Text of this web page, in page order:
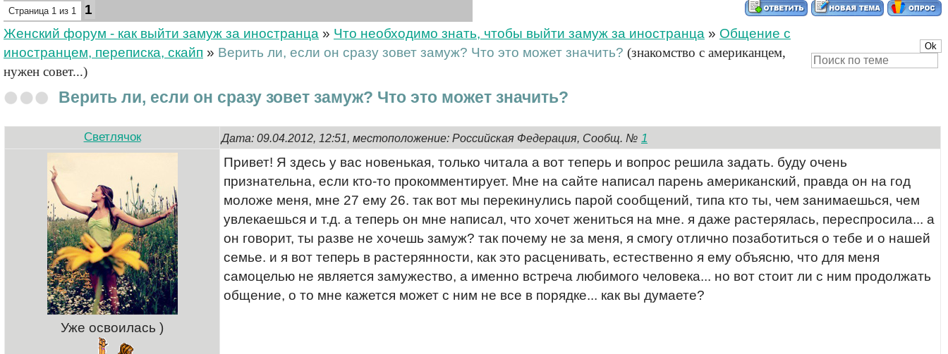
Страница 1 из 1
1
Женский форум - как выйти замуж за иностранца » Что необходимо знать, чтобы выйти замуж за иностранца » Общение с
иностранцем, переписка, скайп » Верить ли, если он сразу зовет замуж? Что это может значить? (знакомство с американцем,
нужен совет...)
Верить ли, если он сразу зовет замуж? Что это может значить?
Светлячок Дата: 09.04.2012, 12:51, местоположение: Российская Федерация, Сообщ. № 1
Уже освоилась )
Привет! Я здесь у вас новенькая, только читала а вот теперь и вопрос решила задать. буду очень
признательна, если кто-то прокомментирует. Мне на сайте написал парень американский, правда он на год
моложе меня, мне 27 ему 26. так вот мы перекинулись парой сообщений, типа кто ты, чем занимаешься, чем
увлекаешься и т.д. а теперь он мне написал, что хочет жениться на мне. я даже растерялась, переспросила... а
он говорит, ты разве не хочешь замуж? так почему не за меня, я смогу отлично позаботиться о тебе и о нашей
семье. и я вот теперь в растерянности, как это расценивать, естественно я ему объясню, что для меня
самоцелью не является замужество, а именно встреча любимого человека... но вот стоит ли с ним продолжать
общение, о то мне кажется может с ним не все в порядке... как вы думаете?